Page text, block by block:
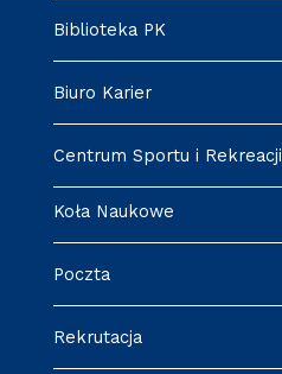
Biblioteka PK
Biuro Karier
Centrum Sportu i Rekreacji
Koła Naukowe
Poczta
Rekrutacja